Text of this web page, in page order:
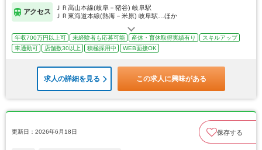
アクセス
ＪＲ高山本線(岐阜－猪谷) 岐阜駅
ＪＲ東海道本線(熱海－米原) 岐阜駅…ほか
年収700万円以上可 未経験者も応募可能 産休・育休取得実績有り
スキルアップ
車通勤可
店舗数30以上 積極採用中 WEB面接OK
求人の詳細を見る この求人に興味がある
更新日：2026年6月18日 保存する